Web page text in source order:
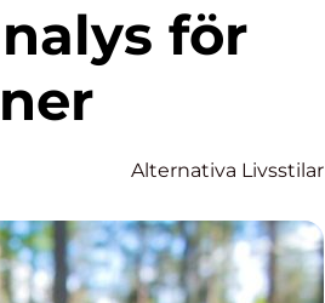
för
Alternativa Livsstilar